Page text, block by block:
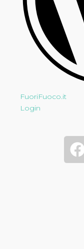
FuoriFuoco.it
Login